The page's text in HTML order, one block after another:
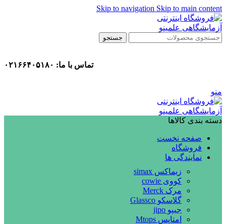
Skip to navigation Skip to main content
جستجو
تماس با ما: ۰۲۱۶۶۴۰۵۱۸۰
منو
دسته بندی کالاها
صفحه نخست
فروشگاه
نمایندگی ها
زیماکس simax
کووی cowie
مرک Merck
گلاسکو Glassco
جیپو jipo
امتاپس Mtops